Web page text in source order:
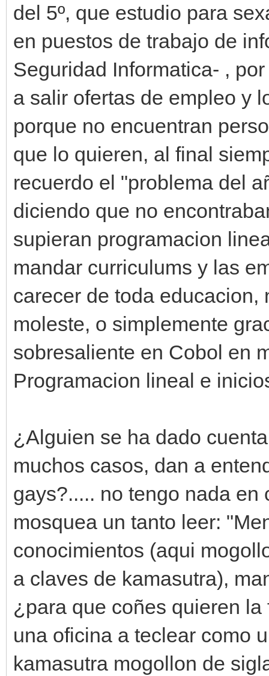
del 5º, que estudio para
en puestos de trabajo de
Seguridad Informatica- ,
a salir ofertas de empleo y
porque no encuentran
que lo quieren, al final
recuerdo el "problema del
diciendo que no
supieran programacion
mandar curriculums y las
carecer de toda educacion,
moleste, o simplemente
sobresaliente en Cobol en
Programacion lineal e
¿Alguien se ha dado
muchos casos, dan a
gays?..... no tengo nada en
mosquea un tanto leer:
conocimientos (aqui
a claves de kamasutra),
¿para que coñes quieren
una oficina a teclear como
kamasutra mogollon de